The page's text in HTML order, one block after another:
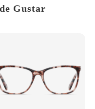
Gustar